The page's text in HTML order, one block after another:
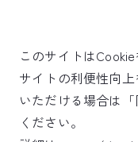
SKYTRAX
5スターエア
このサイトは
サイトの利便性向
いただける場合は
ください。